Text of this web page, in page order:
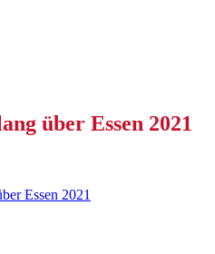
über Essen 2021
Essen 2021